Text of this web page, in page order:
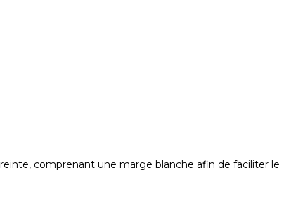
comprenant une marge blanche afin de faciliter le